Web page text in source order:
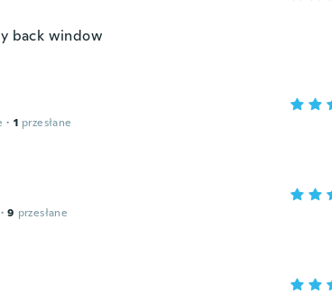
back window
· 1 przesłane
· 9 przesłane